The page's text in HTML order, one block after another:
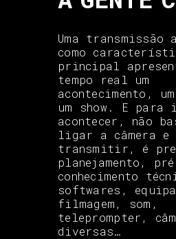
Uma transmissão
como
principal
tempo real um
acontecimento,
um show. E para
acontecer, não
ligar a câmera e
transmitir, é
planejamento,
conhecimento
softwares,
filmagem, som,
teleprompter,
diversas…